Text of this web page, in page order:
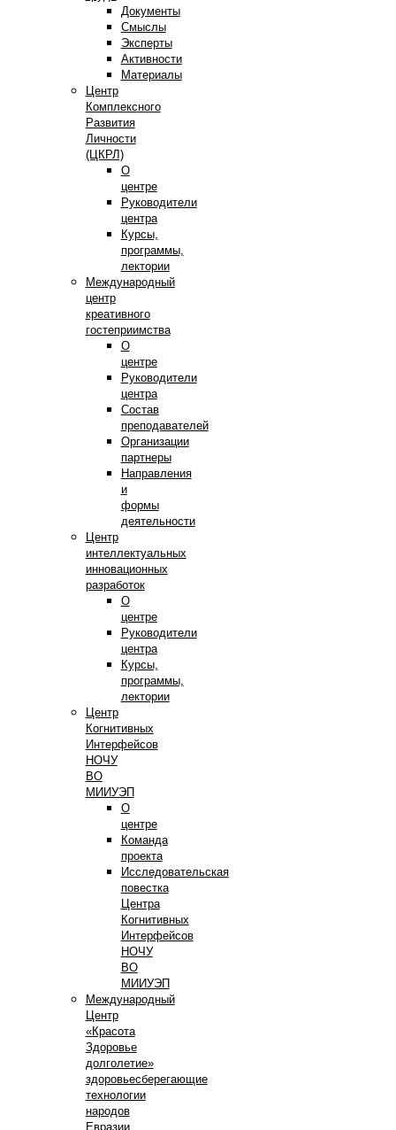
Документы
Смыслы
Эксперты
Активности
Материалы
Центр
Комплексного
Развития
Личности
(ЦКРЛ)
О
центре
Руководители
центра
Курсы,
программы,
лектории
Международный
центр
креативного
гостеприимства
О
центре
Руководители
центра
Состав
преподавателей
Организации
партнеры
Направления
и
формы
деятельности
Центр
интеллектуальных
инновационных
разработок
О
центре
Руководители
центра
Курсы,
программы,
лектории
Центр
Когнитивных
Интерфейсов
НОЧУ
ВО
МИИУЭП
О
центре
Команда
проекта
Исследовательская
повестка
Центра
Когнитивных
Интерфейсов
НОЧУ
ВО
МИИУЭП
Международный
Центр
«Красота
Здоровье
долголетие»
здоровьесберегающие
технологии
народов
Евразии